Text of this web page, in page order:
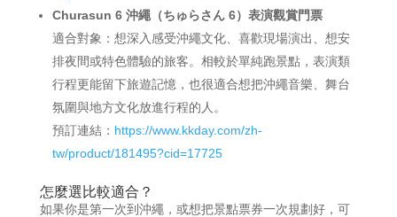
Churasun 6 沖繩（ちゅらさん 6）表演觀賞門票
適合對象：想深入感受沖繩文化、喜歡現場演出、想安
排夜間或特色體驗的旅客。相較於單純跑景點，表演類
行程更能留下旅遊記憶，也很適合想把沖繩音樂、舞台
氛圍與地方文化放進行程的人。
預訂連結： https://www.kkday.com/zh-
tw/product/181495?cid=17725
怎麼選比較適合？
如果你是第一次到沖繩，或想把景點票券一次規劃好，可